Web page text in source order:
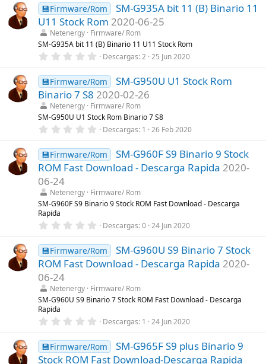
)0
e
s
t
r
e
l
a
(
s
)
💾Firmware/Rom
SM-G935A bit 11 (B) Binario 11
U11 Stock Rom 2020-06-25
Netenergy Firmware/ Rom
SM-G935A bit 11 (B) Binario 11 U11 Stock Rom
0
0
0
e
s
t
r
e
l
a
(
s
)
Descargas 2 25 Jun 2020
💾Firmware/Rom
SM-G950U U1 Stock Rom
Binario 7 S8 2020-02-26
Netenergy Firmware/ Rom
SM-G950U U1 Stock Rom Binario 7 S8
0
0
0
e
s
e
l
s
)
Descargas 1 26 Feb 2020
💾Firmware/Rom
SM-G960F S9 Binario 9 Stock
ROM Fast Download - Descarga Rapida 2020-
06-24
Netenergy Firmware/ Rom
SM-G960F S9 Binario 9 Stock ROM Fast Download - Descarga
Rapida
0
0
0
e
s
e
l
s
)
Descargas 0 24 Jun 2020
💾Firmware/Rom
SM-G960U S9 Binario 7 Stock
ROM Fast Download - Descarga Rapida 2020-
06-24
Netenergy Firmware/ Rom
SM-G960U S9 Binario 7 Stock ROM Fast Download - Descarga
Rapida
0
0
0
e
Descargas 1 24 Jun 2020
💾Firmware/Rom
SM-G965F S9 plus Binario 9
Stock ROM Fast Download-Descarga Rapida